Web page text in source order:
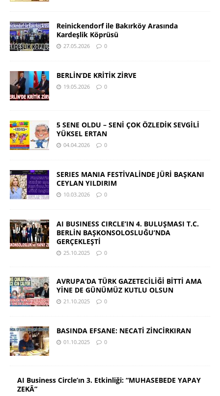
Reinickendorf ile Bakırköy Arasında
Kardeşlik Köprüsü
27.05.2026 0
BERLİN’DE KRİTİK ZİRVE
19.05.2026 0
5 SENE OLDU – SENİ ÇOK ÖZLEDİK SEVGİLİ
YÜKSEL ERTAN
04.04.2026 0
SERIES MANIA FESTİVALİNDE JÜRİ BAŞKANI
CEYLAN YILDIRIM
10.03.2026 0
AI BUSINESS CIRCLE’IN 4. BULUŞMASI T.C.
BERLİN BAŞKONSOLOSLUĞU’NDA
GERÇEKLEŞTİ
25.10.2025 0
AVRUPA’DA TÜRK GAZETECİLİĞİ BİTTİ AMA
YİNE DE GÜNÜMÜZ KUTLU OLSUN
21.10.2025 0
BASINDA EFSANE: NECATİ ZİNCİRKIRAN
01.10.2025 0
AI Business Circle’ın 3. Etkinliği: “MUHASEBEDE YAPAY
ZEKÂ”